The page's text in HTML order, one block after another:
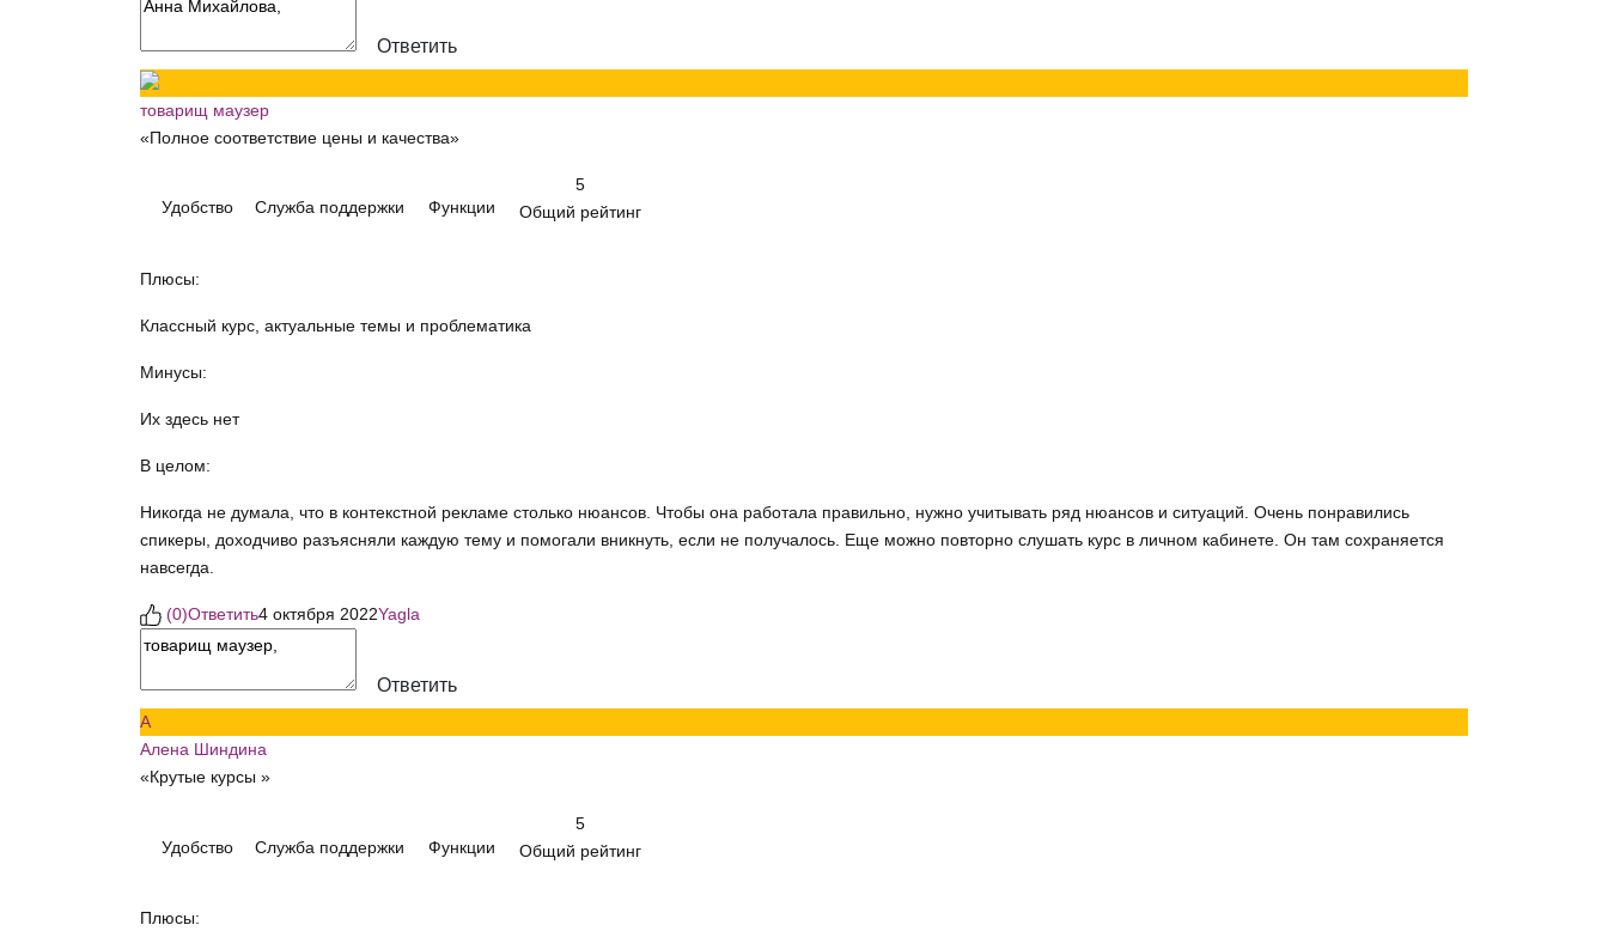
Ответить
товарищ маузер
«Полное соответствие цены и качества»
Удобство Служба поддержки Функции
5
Общий рейтинг
Плюсы:
Классный курс, актуальные темы и проблематика
Минусы:
Их здесь нет
В целом:
Никогда не думала, что в контекстной рекламе столько нюансов. Чтобы она работала правильно, нужно учитывать ряд нюансов и ситуаций. Очень понравились
спикеры, доходчиво разъясняли каждую тему и помогали вникнуть, если не получалось. Еще можно повторно слушать курс в личном кабинете. Он там сохраняется
навсегда.
(0)Ответить4 октября 2022Yagla
Ответить
А
Алена Шиндина
«Крутые курсы »
Удобство Служба поддержки Функции
5
Общий рейтинг
Плюсы: